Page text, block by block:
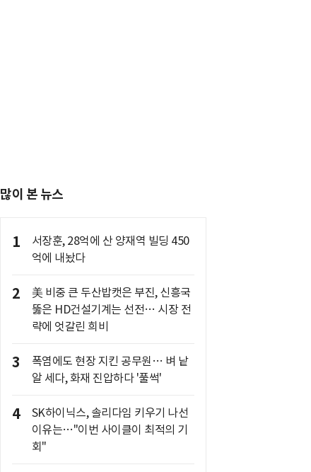
많이 본 뉴스
1
서장훈, 28억에 산 양재역 빌딩 450
억에 내놨다
2
美 비중 큰 두산밥캣은 부진, 신흥국
뚫은 HD건설기계는 선전… 시장 전
략에 엇갈린 희비
3
폭염에도 현장 지킨 공무원… 벼 낱
알 세다, 화재 진압하다 '풀썩'
4
SK하이닉스, 솔리다임 키우기 나선
이유는…"이번 사이클이 최적의 기
회"